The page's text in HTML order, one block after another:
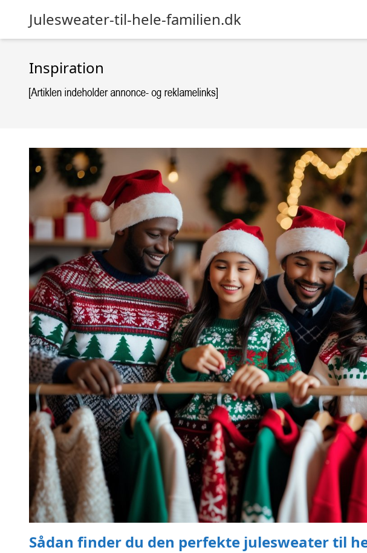
Julesweater-til-hele-familien.dk
Inspiration
Sådan finder du den perfekte julesweater til